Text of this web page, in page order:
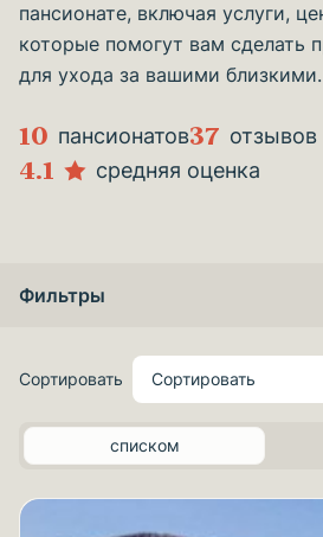
пансионате, включая услуги,
которые помогут вам сделать
для ухода за вашими близкими.
10 пансионатов37 отзывов
4.1 средняя оценка
Фильтры
Сортировать Сортировать
списком